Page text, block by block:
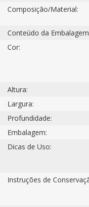
Composição/Material:
Conteúdo da
Cor:
Altura:
Largura:
Profundidade:
Embalagem:
Dicas de Uso:
Instruções de